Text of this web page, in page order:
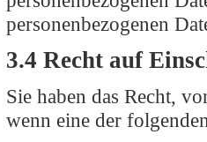
personenbezogenen
3.4 Recht auf
Sie haben das Recht,
wenn eine der